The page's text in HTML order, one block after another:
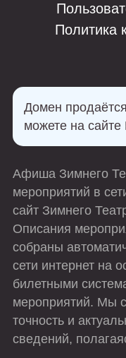
Политика
Домен
можете на сайте
Афиша Зимнего
мероприятий в
сайт Зимнего
Описания
собраны
сети интернет на
билетными
мероприятий. Мы
точность и
сведений,